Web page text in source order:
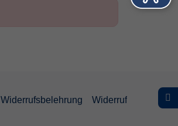
Widerrufsbelehrung Widerruf